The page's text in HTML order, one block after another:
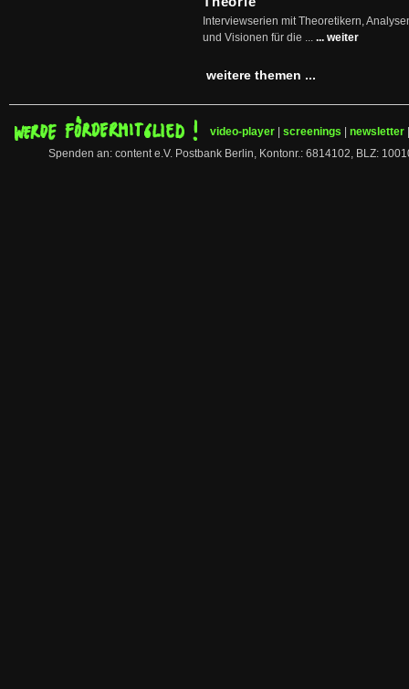
Interviewserien mit Theoretikern,
und Visionen für die ... ... weiter
weitere themen ...
video-player screenings newsletter
Spenden an: content e.V. Postbank Berlin, Kontonr.: 6814102, BLZ: